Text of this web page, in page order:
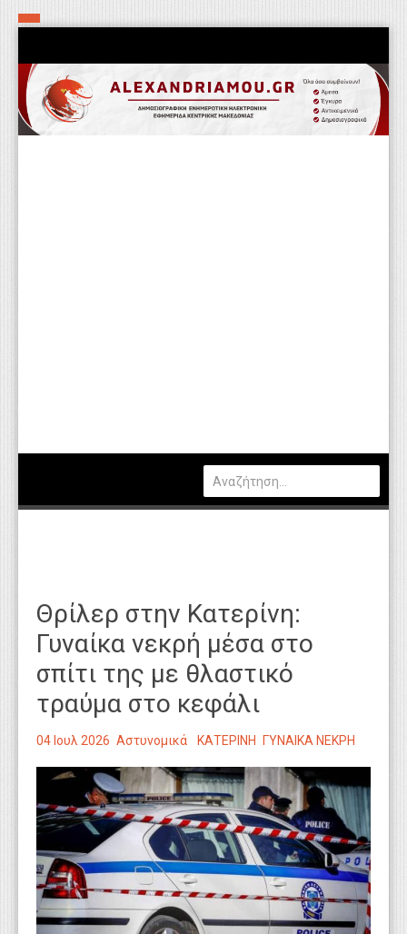
Θρίλερ στην Κατερίνη:
Γυναίκα νεκρή μέσα στο
σπίτι της με θλαστικό
τραύμα στο κεφάλι
04 Ιουλ 2026 Αστυνομικά ΚΑΤΕΡΙΝΗ ΓΥΝΑΙΚΑ ΝΕΚΡΗ
Αρχική
Τα εν δήμω εν οίκω
Πολιτιστικά-Εκκλησιαστικά
Καιρός
Τεχνολογία
Εκπαίδευση
Υγεία
Γενικά
Κυτίο Παραπόνων Πολιτών
WEBTV